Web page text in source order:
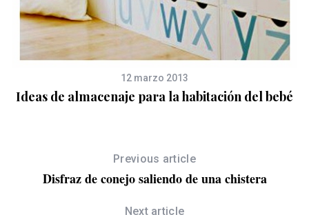
12 marzo 2013
Ideas de almacenaje para la habitación del bebé
Previous article
Disfraz de conejo saliendo de una chistera
Next article